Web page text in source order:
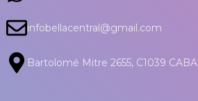
infobellacentral@gmail.com
Bartolomé Mitre 2655, C1039 CABA